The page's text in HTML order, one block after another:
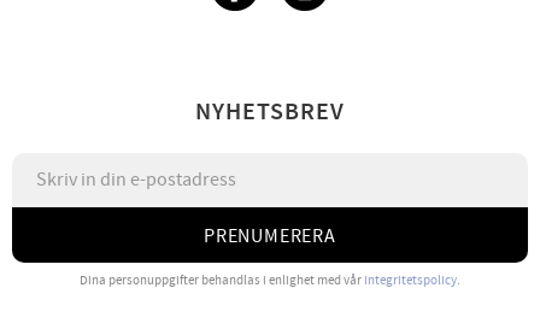
NYHETSBREV
PRENUMERERA
Dina personuppgifter behandlas i enlighet med vår integritetspolicy.